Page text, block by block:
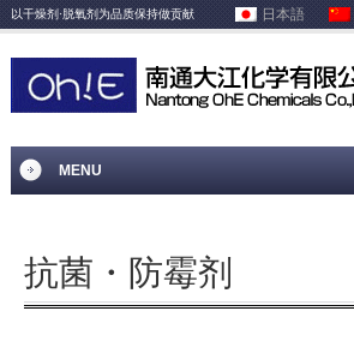
以干燥剂·脱氧剂为品质保持做贡献 日本語
MENU
抗菌・防霉剂